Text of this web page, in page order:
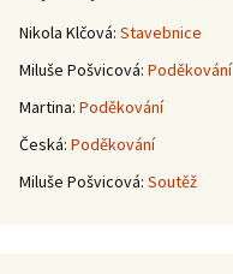
Nikola Klčová: Stavebnice
Miluše Pošvicová: Poděkování
Martina: Poděkování
Česká: Poděkování
Miluše Pošvicová: Soutěž